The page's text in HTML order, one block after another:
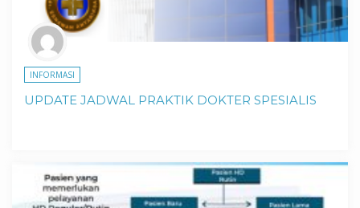
INFORMASI
UPDATE JADWAL PRAKTIK DOKTER SPESIALIS